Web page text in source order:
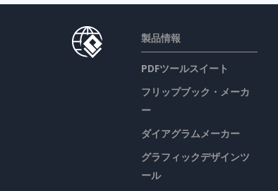
製品情報
PDFツールスイート
フリップブック・メーカ
ー
ダイアグラムメーカー
グラフィックデザインツ
ール